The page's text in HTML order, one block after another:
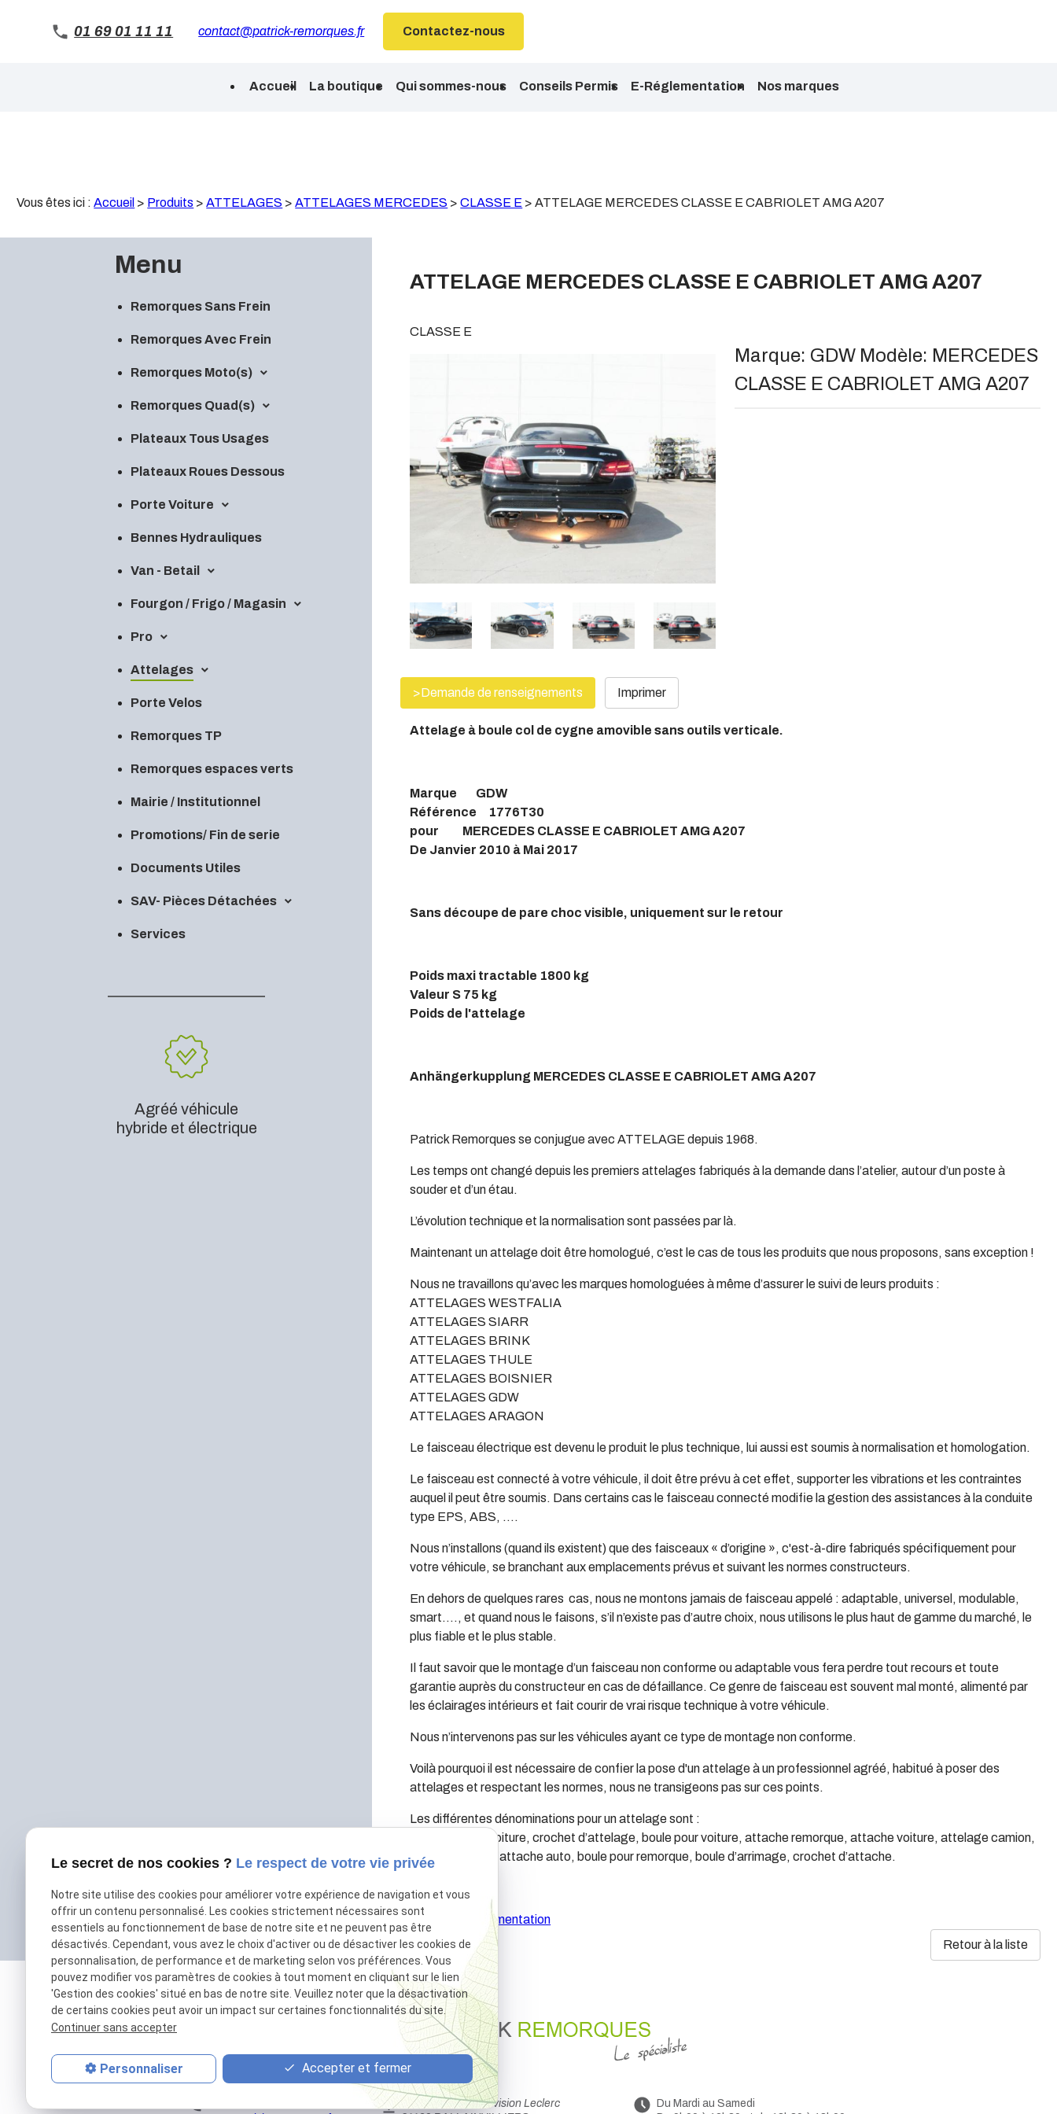
01 69 01 11 11 contact@patrick-remorques.fr Contactez-nous
Accueil La boutique Qui sommes-nous Conseils Permis E-Réglementation Nos marques
Vous êtes ici :Accueil > Produits >ATTELAGES >ATTELAGES MERCEDES >CLASSE E >ATTELAGE MERCEDES CLASSE E CABRIOLET AMG A207
Menu
Remorques Sans Frein
Remorques Avec Frein
Remorques Moto(s)
Remorques Quad(s)
Plateaux Tous Usages
Plateaux Roues Dessous
Porte Voiture
Bennes Hydrauliques
Van - Betail
Fourgon / Frigo / Magasin
Pro
Attelages
Porte Velos
Remorques TP
Remorques espaces verts
Mairie / Institutionnel
Promotions/ Fin de serie
Documents Utiles
SAV- Pièces Détachées
Services
Agréé véhicule
hybride et électrique
ATTELAGE MERCEDES CLASSE E CABRIOLET AMG A207
CLASSE E
Marque: GDW Modèle: MERCEDES
CLASSE E CABRIOLET AMG A207
>Demande de renseignements Imprimer
Attelage à boule col de cygne amovible sans outils verticale.
Marque GDW
Référence 1776T30
pour MERCEDES CLASSE E CABRIOLET AMG A207
De Janvier 2010 à Mai 2017
Sans découpe de pare choc visible, uniquement sur le retour
Poids maxi tractable 1800 kg
Valeur S 75 kg
Poids de l'attelage
Anhängerkupplung MERCEDES CLASSE E CABRIOLET AMG A207
Patrick Remorques se conjugue avec ATTELAGE depuis 1968.
Les temps ont changé depuis les premiers attelages fabriqués à la demande dans l’atelier, autour d’un poste à
souder et d’un étau.
L’évolution technique et la normalisation sont passées par là.
Maintenant un attelage doit être homologué, c’est le cas de tous les produits que nous proposons, sans exception !
Nous ne travaillons qu’avec les marques homologuées à même d’assurer le suivi de leurs produits :
ATTELAGES WESTFALIA
ATTELAGES SIARR
ATTELAGES BRINK
ATTELAGES THULE
ATTELAGES BOISNIER
ATTELAGES GDW
ATTELAGES ARAGON
Le faisceau électrique est devenu le produit le plus technique, lui aussi est soumis à normalisation et homologation.
Le faisceau est connecté à votre véhicule, il doit être prévu à cet effet, supporter les vibrations et les contraintes
auquel il peut être soumis. Dans certains cas le faisceau connecté modifie la gestion des assistances à la conduite
type EPS, ABS, ….
Nous n’installons (quand ils existent) que des faisceaux « d’origine », c'est-à-dire fabriqués spécifiquement pour
votre véhicule, se branchant aux emplacements prévus et suivant les normes constructeurs.
En dehors de quelques rares cas, nous ne montons jamais de faisceau appelé : adaptable, universel, modulable,
smart…., et quand nous le faisons, s’il n’existe pas d’autre choix, nous utilisons le plus haut de gamme du marché, le
plus fiable et le plus stable.
Il faut savoir que le montage d’un faisceau non conforme ou adaptable vous fera perdre tout recours et toute
garantie auprès du constructeur en cas de défaillance. Ce genre de faisceau est souvent mal monté, alimenté par
les éclairages intérieurs et fait courir de vrai risque technique à votre véhicule.
Nous n’intervenons pas sur les véhicules ayant ce type de montage non conforme.
Voilà pourquoi il est nécessaire de confier la pose d'un attelage à un professionnel agréé, habitué à poser des
attelages et respectant les normes, nous ne transigeons pas sur ces points.
Les différentes dénominations pour un attelage sont :
Attelage pour voiture, crochet d’attelage, boule pour voiture, attache remorque, attache voiture, attelage camion,
crochet voiture, attache auto, boule pour remorque, boule d’arrimage, crochet d’attache.
Afficher la documentation
Retour à la liste
44 Avenue de la Division Leclerc
Du Mardi au Samedi
Le secret de nos cookies ? Le respect de votre vie privée
Notre site utilise des cookies pour améliorer votre expérience de navigation et vous
offrir un contenu personnalisé. Les cookies strictement nécessaires sont
essentiels au fonctionnement de base de notre site et ne peuvent pas être
désactivés. Cependant, vous avez le choix d'activer ou de désactiver les cookies de
personnalisation, de performance et de marketing selon vos préférences. Vous
pouvez modifier vos paramètres de cookies à tout moment en cliquant sur le lien
'Gestion des cookies' situé en bas de notre site. Veuillez noter que la désactivation
de certains cookies peut avoir un impact sur certaines fonctionnalités du site.
Continuer sans accepter
Personnaliser Accepter et fermer